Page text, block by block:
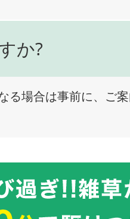
か?
る場合は事前に、ご